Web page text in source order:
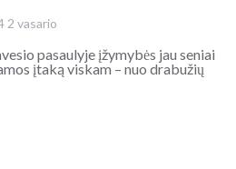
2 vasario
pasaulyje įžymybės jau seniai
įtaką viskam – nuo drabužių